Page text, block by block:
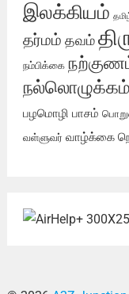
இலக்கியம்
தர்மம் தவம்
நம்பிக்கை
நல்லொழுக்கம்
பழமொழி பாசம்
வள்ளுவர் வாழ்க்கை